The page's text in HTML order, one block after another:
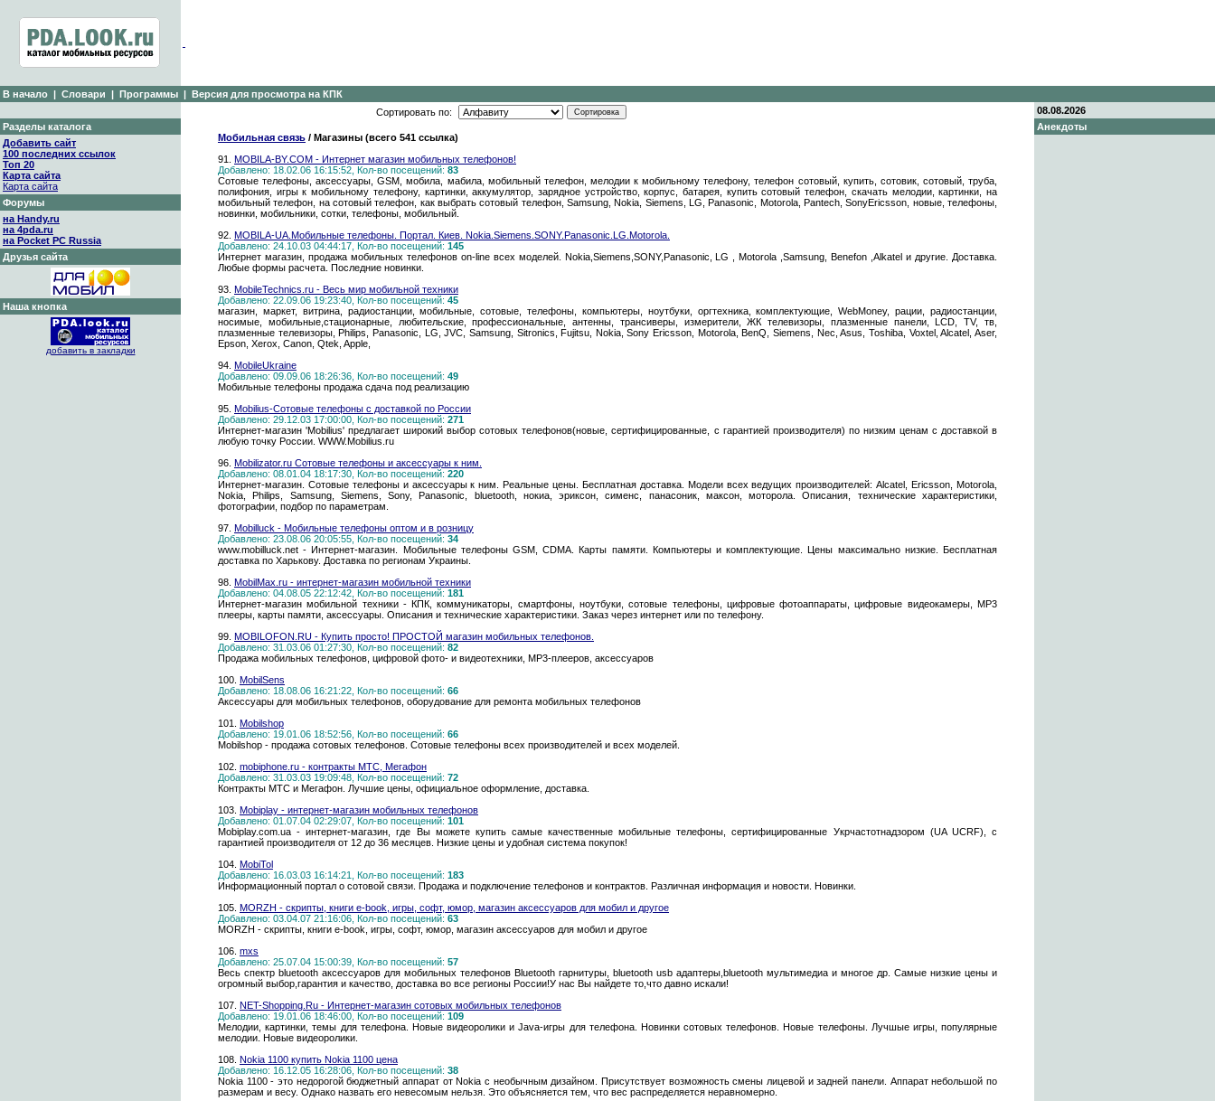
В начало | Словари | Программы | Версия для просмотра на КПК
Разделы каталога
Добавить сайт
100 последних ссылок
Топ 20
Карта сайта
Карта сайта
Форумы
на Handy.ru
на 4pda.ru
на Pocket PC Russia
Друзья сайта
Наша кнопка
добавить в закладки
Сортировать по:
Мобильная связь / Магазины (всего 541 ссылка)
91. MOBILA-BY.COM - Интернет магазин мобильных телефонов!
Добавлено: 18.02.06 16:15:52, Кол-во посещений: 83
Сотовые телефоны, аксессуары, GSM, мобила, мабила, мобильный телефон, мелодии к мобильному телефону, телефон сотовый, купить, сотовик, сотовый, труба,
полифония, игры к мобильному телефону, картинки, аккумулятор, зарядное устройство, корпус, батарея, купить сотовый телефон, скачать мелодии, картинки, на
мобильный телефон, на сотовый телефон, как выбрать сотовый телефон, Samsung, Nokia, Siemens, LG, Panasonic, Motorola, Pantech, SonyEricsson, новые, телефоны,
новинки, мобильники, сотки, телефоны, мобильный.
92. MOBILA-UA.Мобильные телефоны. Портал. Киев. Nokia.Siemens.SONY.Panasonic.LG.Motorola.
Добавлено: 24.10.03 04:44:17, Кол-во посещений: 145
Интернет магазин, продажа мобильных телефонов on-line всех моделей. Nokia,Siemens,SONY,Panasonic, LG , Motorola ,Samsung, Benefon ,Alkatel и другие. Доставка.
Любые формы расчета. Последние новинки.
93. MobileTechnics.ru - Весь мир мобильной техники
Добавлено: 22.09.06 19:23:40, Кол-во посещений: 45
магазин, маркет, витрина, радиостанции, мобильные, сотовые, телефоны, компьютеры, ноутбуки, оргтехника, комплектующие, WebMoney, рации, радиостанции,
носимые, мобильные,стационарные, любительские, профессиональные, антенны, трансиверы, измерители, ЖК телевизоры, плазменные панели, LCD, TV, тв,
плазменные телевизоры, Philips, Panasonic, LG, JVC, Samsung, Sitronics, Fujitsu, Nokia, Sony Ericsson, Motorola, BenQ, Siemens, Nec, Asus, Toshiba, Voxtel, Alcatel, Aser,
Epson, Xerox, Canon, Qtek, Apple,
94. MobileUkraine
Добавлено: 09.09.06 18:26:36, Кол-во посещений: 49
Мобильные телефоны продажа сдача под реализацию
95. Mobilius-Сотовые телефоны с доставкой по России
Добавлено: 29.12.03 17:00:00, Кол-во посещений: 271
Интернет-магазин 'Mobilius' предлагает широкий выбор сотовых телефонов(новые, сертифицированные, с гарантией производителя) по низким ценам с доставкой в
любую точку России. WWW.Mobilius.ru
96. Mobilizator.ru Сотовые телефоны и аксессуары к ним.
Добавлено: 08.01.04 18:17:30, Кол-во посещений: 220
Интернет-магазин. Сотовые телефоны и аксессуары к ним. Реальные цены. Бесплатная доставка. Модели всех ведущих производителей: Alcatel, Ericsson, Motorola,
Nokia, Philips, Samsung, Siemens, Sony, Panasonic, bluetooth, нокиа, эриксон, сименс, панасоник, максон, моторола. Описания, технические характеристики,
фотографии, подбор по параметрам.
97. Mobilluck - Мобильные телефоны оптом и в розницу
Добавлено: 23.08.06 20:05:55, Кол-во посещений: 34
www.mobilluck.net - Интернет-магазин. Мобильные телефоны GSM, CDMA. Карты памяти. Компьютеры и комплектующие. Цены максимально низкие. Бесплатная
доставка по Харькову. Доставка по регионам Украины.
98. MobilMax.ru - интернет-магазин мобильной техники
Добавлено: 04.08.05 22:12:42, Кол-во посещений: 181
Интернет-магазин мобильной техники - КПК, коммуникаторы, смартфоны, ноутбуки, сотовые телефоны, цифровые фотоаппараты, цифровые видеокамеры, MP3
плееры, карты памяти, аксессуары. Описания и технические характеристики. Заказ через интернет или по телефону.
99. MOBILOFON.RU - Купить просто! ПРОСТОЙ магазин мобильных телефонов.
Добавлено: 31.03.06 01:27:30, Кол-во посещений: 82
Продажа мобильных телефонов, цифровой фото- и видеотехники, MP3-плееров, аксессуаров
100. MobilSens
Добавлено: 18.08.06 16:21:22, Кол-во посещений: 66
Аксессуары для мобильных телефонов, оборудование для ремонта мобильных телефонов
101. Mobilshop
Добавлено: 19.01.06 18:52:56, Кол-во посещений: 66
Mobilshop - продажа сотовых телефонов. Сотовые телефоны всех производителей и всех моделей.
102. mobiphone.ru - контракты МТС, Мегафон
Добавлено: 31.03.03 19:09:48, Кол-во посещений: 72
Контракты МТС и Мегафон. Лучшие цены, официальное оформление, доставка.
103. Mobiplay - интернет-магазин мобильных телефонов
Добавлено: 01.07.04 02:29:07, Кол-во посещений: 101
Mobiplay.com.ua - интернет-магазин, где Вы можете купить самые качественные мобильные телефоны, сертифицированные Укрчастотнадзором (UA UCRF), с
гарантией производителя от 12 до 36 месяцев. Низкие цены и удобная система покупок!
104. MobiTol
Добавлено: 16.03.03 16:14:21, Кол-во посещений: 183
Информационный портал о сотовой связи. Продажа и подключение телефонов и контрактов. Различная информация и новости. Новинки.
105. MORZH - скрипты, книги e-book, игры, софт, юмор, магазин аксессуаров для мобил и другое
Добавлено: 03.04.07 21:16:06, Кол-во посещений: 63
MORZH - скрипты, книги e-book, игры, софт, юмор, магазин аксессуаров для мобил и другое
106. mxs
Добавлено: 25.07.04 15:00:39, Кол-во посещений: 57
Весь спектр bluetooth аксессуаров для мобильных телефонов Bluetooth гарнитуры, bluetooth usb адаптеры,bluetooth мультимедиа и многое др. Самые низкие цены и
огромный выбор,гарантия и качество, доставка во все регионы России!У нас Вы найдете то,что давно искали!
107. NET-Shopping.Ru - Интернет-магазин сотовых мобильных телефонов
Добавлено: 19.01.06 18:46:00, Кол-во посещений: 109
Мелодии, картинки, темы для телефона. Новые видеоролики и Java-игры для телефона. Новинки сотовых телефонов. Новые телефоны. Лучшые игры, популярные
мелодии. Новые видеоролики.
108. Nokia 1100 купить Nokia 1100 цена
Добавлено: 16.12.05 16:28:06, Кол-во посещений: 38
Nokia 1100 - это недорогой бюджетный аппарат от Nokia с необычным дизайном. Присутствует возможность смены лицевой и задней панели. Аппарат небольшой по
размерам и весу. Однако назвать его невесомым нельзя. Это объясняется тем, что вес распределяется неравномерно.
08.08.2026
Анекдоты